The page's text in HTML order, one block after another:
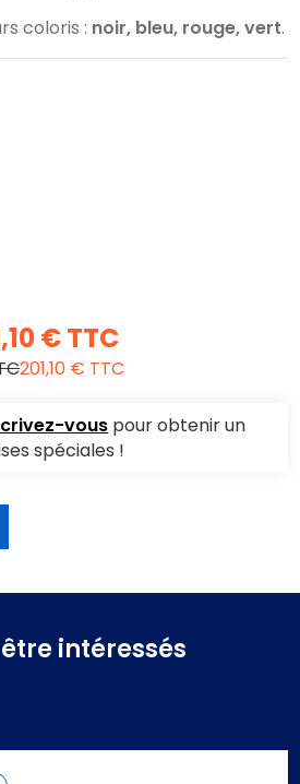
coloris : noir, bleu, rouge, vert.
€ TTC
201,10 € TTC
vous pour obtenir un
spéciales !
intéressés